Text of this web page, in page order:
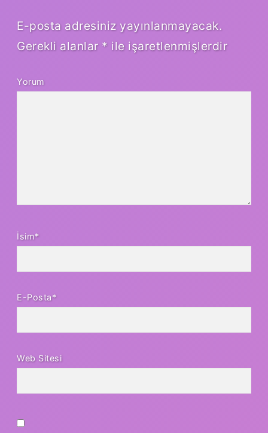
E-posta adresiniz yayınlanmayacak.
Gerekli alanlar * ile işaretlenmişlerdir
Yorum
İsim*
E-Posta*
Web Sitesi